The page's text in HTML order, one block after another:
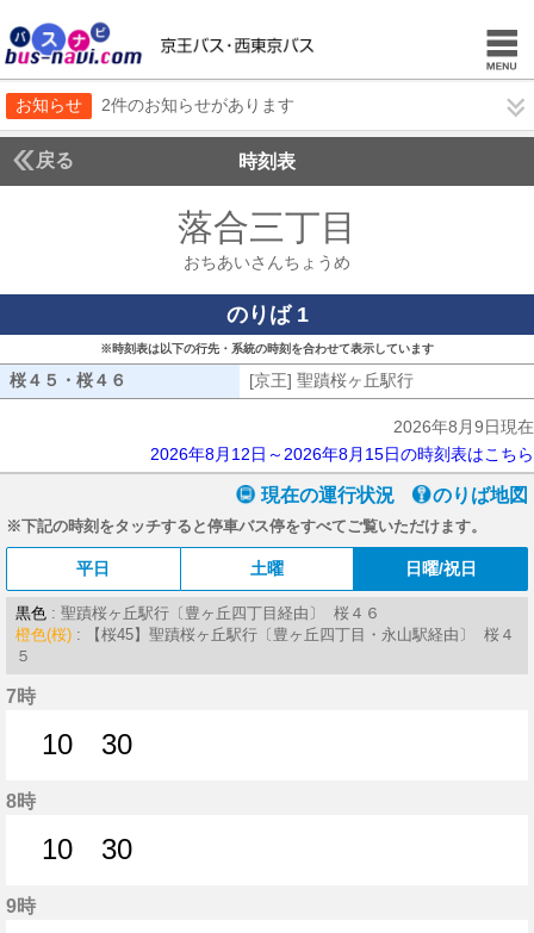
お知らせ 2件のお知らせがあります
戻る 時刻表
落合三丁目
おちあいさんちょうめ
のりば 1
※時刻表は以下の行先・系統の時刻を合わせて表示しています
桜４５・桜４６ [京王] 聖蹟桜ヶ丘駅行
2026年8月9日現在
2026年8月12日～2026年8月15日の時刻表はこちら
現在の運行状況 のりば地図
※下記の時刻をタッチすると停車バス停をすべてご覧いただけます。
平日 土曜 日曜/祝日
黒色 : 聖蹟桜ヶ丘駅行〔豊ヶ丘四丁目経由〕 桜４６
橙色(桜) : 【桜45】聖蹟桜ヶ丘駅行〔豊ヶ丘四丁目・永山駅経由〕 桜４
５
7時
10
30
8時
10
30
9時